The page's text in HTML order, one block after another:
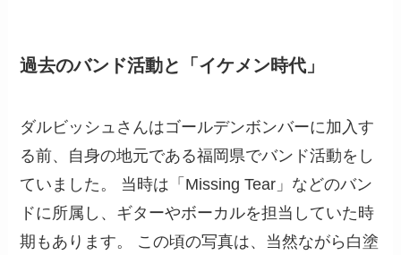
過去のバンド活動と「イケメン時代」
ダルビッシュさんはゴールデンボンバーに加入す
る前、自身の地元である福岡県でバンド活動をし
ていました。 当時は「Missing Tear」などのバン
ドに所属し、ギターやボーカルを担当していた時
期もあります。 この頃の写真は、当然ながら白塗